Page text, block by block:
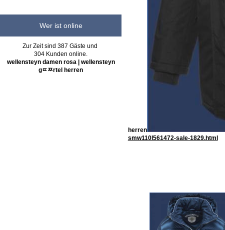
Wer ist online
Zur Zeit sind 387 Gäste und
304 Kunden online.
wellensteyn damen rosa | wellensteyn
gﾨﾹrtel herren
herren
smw110l561472-sale-1829.html